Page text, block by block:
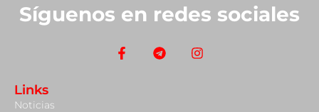
Síguenos en redes sociales
Links
Noticias